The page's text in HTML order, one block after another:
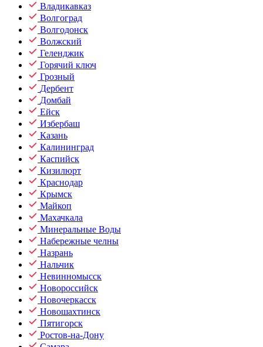
Владикавказ
Волгоград
Волгодонск
Волжский
Геленджик
Горячий ключ
Грозный
Дербент
Домбай
Ейск
Избербаш
Казань
Калининград
Каспийск
Кизилюрт
Краснодар
Крымск
Майкоп
Махачкала
Минеральные Воды
Набережные челны
Назрань
Нальчик
Невинномысск
Новороссийск
Новочеркасск
Новошахтинск
Пятигорск
Ростов-на-Дону